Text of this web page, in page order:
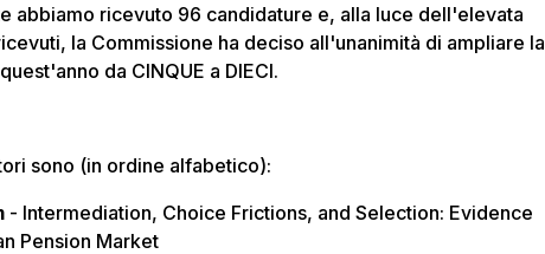
abbiamo ricevuto 96 candidature e, alla luce dell'elevata
la Commissione ha deciso all'unanimità di ampliare la
da CINQUE a DIECI.
sono (in ordine alfabetico):
- Intermediation, Choice Frictions, and Selection: Evidence
Pension Market